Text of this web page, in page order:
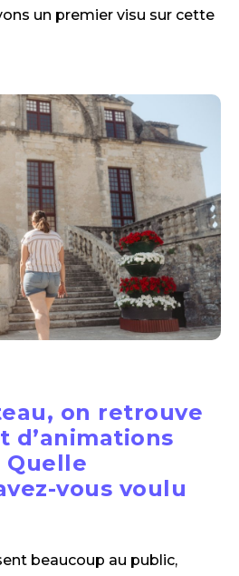
un premier visu sur cette
on retrouve
d’animations
Quelle
vous voulu
beaucoup au public,